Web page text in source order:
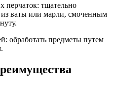
перчаток: тщательно
из ваты или марли, смоченным
обработать предметы путем